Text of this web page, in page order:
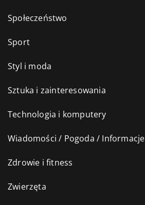
Społeczeństwo
Sport
Styl i moda
Sztuka i zainteresowania
Technologia i komputery
Wiadomości / Pogoda / Informacje
Zdrowie i fitness
Zwierzęta